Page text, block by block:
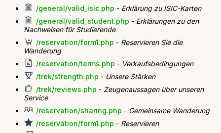
/general/valid_isic.php - Erklärung zu ISIC-Karten
/general/valid_student.php - Erklärungen zu den
Nachweisen für Studierende
/reservation/form1.php - Reservieren Sie die
Wanderung
/reservation/terms.php - Verkaufsbedingungen
/trek/strength.php - Unsere Stärken
/trek/reviews.php - Zeugenaussagen über unseren
Service
/reservation/sharing.php - Gemeinsame Wanderung
/reservation/form1.php - Reservieren